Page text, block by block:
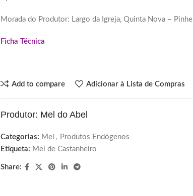
Morada do Produtor: Largo da Igreja, Quinta Nova – Pinhel
Ficha Técnica
Add to compare Adicionar à Lista de Compras
Produtor: Mel do Abel
Categorias: Mel , Produtos Endógenos
Etiqueta: Mel de Castanheiro
Share: